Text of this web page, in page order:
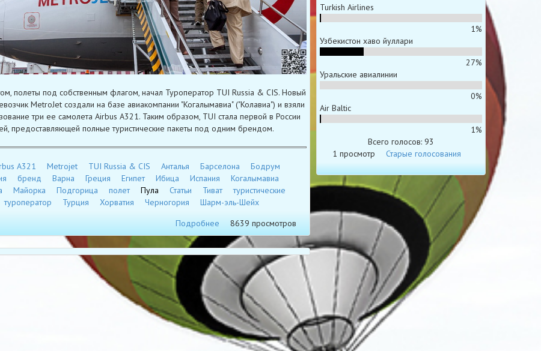
полеты под собственным флагом, начал Туроператор TUI Russia & CIS. Новый
MetroJet создали на базе авиакомпании "Когалымавиа" ("Колавиа") и взяли
три ее самолета Airbus A321. Таким образом, TUI стала первой в России
предоставляющей полные туристические пакеты под одним брендом.
A321 Metrojet TUI Russia & CIS Анталья Барселона
Бодрум
бренд Варна Греция Египет Ибица Испания
Когалымавиа
Майорка Подгорица полет Пула Статьи Тиват
туристические
туроператор Турция Хорватия Черногория
Шарм-эль-Шейх
Подробнее
8639 просмотров
Turkish Airlines
1%
Узбекистон хаво йуллари
27%
Уральские авиалинии
0%
Air Baltic
1%
Всего голосов: 93
1 просмотр
Старые голосования